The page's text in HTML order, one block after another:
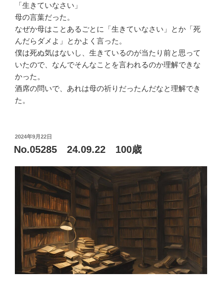
「生きていなさい」
母の言葉だった。
なぜか母はことあるごとに「生きていなさい」とか「死
んだらダメよ」とかよく言った。
僕は死ぬ気はないし、生きているのが当たり前と思って
いたので、なんでそんなことを言われるのか理解できな
かった。
酒席の問いで、あれは母の祈りだったんだなと理解でき
た。
投
稿
日:
2024年9月22日
No.05285 24.09.22 100歳